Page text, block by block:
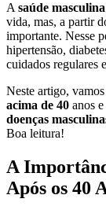
A saúde masculina
vida, mas, a partir
importante. Nesse
hipertensão,
cuidados regulares
Neste artigo,
acima de 40 anos
doenças
Boa leitura!
A
Após os 40